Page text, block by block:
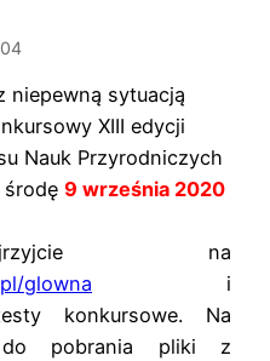
niepewną sytuacją
XIII edycji
Nauk Przyrodniczych
środę 9 września 2020
na
glowna i
konkursowe. Na
pobrania pliki z